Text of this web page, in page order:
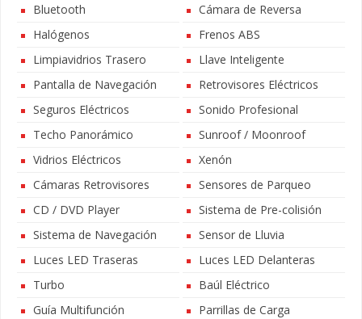
Bluetooth
Cámara de Reversa
Halógenos
Frenos ABS
Limpiavidrios Trasero
Llave Inteligente
Pantalla de Navegación
Retrovisores Eléctricos
Seguros Eléctricos
Sonido Profesional
Techo Panorámico
Sunroof / Moonroof
Vidrios Eléctricos
Xenón
Cámaras Retrovisores
Sensores de Parqueo
CD / DVD Player
Sistema de Pre-colisión
Sistema de Navegación
Sensor de Lluvia
Luces LED Traseras
Luces LED Delanteras
Turbo
Baúl Eléctrico
Guía Multifunción
Parrillas de Carga